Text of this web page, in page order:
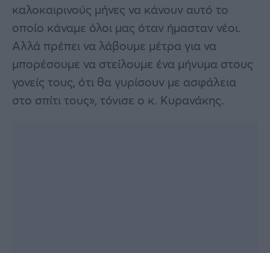
καλοκαιρινούς μήνες να κάνουν αυτό το
οποίο κάναμε όλοι μας όταν ήμασταν νέοι.
Αλλά πρέπει να λάβουμε μέτρα για να
μπορέσουμε να στείλουμε ένα μήνυμα στους
γονείς τους, ότι θα γυρίσουν με ασφάλεια
στο σπίτι τους», τόνισε ο κ. Κυρανάκης.